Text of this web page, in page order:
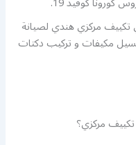
تكييف مركزي هندي لصيانة
مكيفات و تركيب دكتات
مركزي؟